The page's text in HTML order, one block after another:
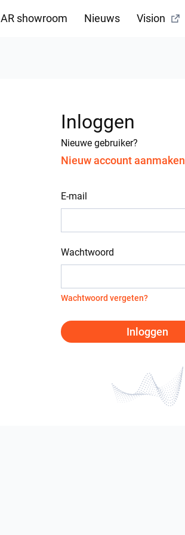
AR showroom Nieuws Vision
Inloggen
Nieuwe gebruiker?
Nieuw account aanmaken
E-mail
Wachtwoord
Wachtwoord vergeten?
Inloggen